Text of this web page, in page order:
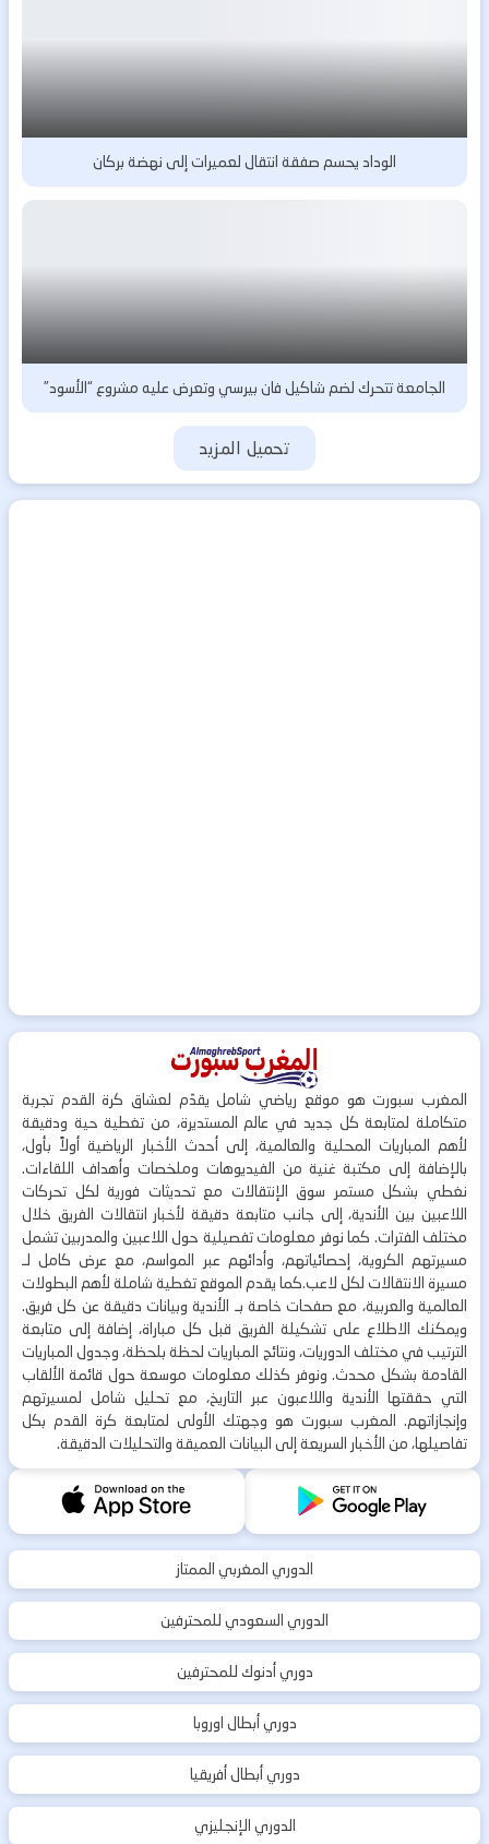
الوداد يحسم صفقة انتقال لعميرات إلى نهضة بركان
الجامعة تتحرك لضم شاكيل فان بيرسي وتعرض عليه مشروع “الأسود”
تحميل المزيد
المغرب سبورت هو موقع رياضي شامل يقدّم لعشاق كرة القدم تجربة
متكاملة لمتابعة كل جديد في عالم المستديرة، من تغطية حية ودقيقة
لأهم المباريات المحلية والعالمية، إلى أحدث الأخبار الرياضية أولاً بأول،
بالإضافة إلى مكتبة غنية من الفيديوهات وملخصات وأهداف اللقاءات.
نغطي بشكل مستمر سوق الإنتقالات مع تحديثات فورية لكل تحركات
اللاعبين بين الأندية، إلى جانب متابعة دقيقة لأخبار انتقالات الفريق خلال
مختلف الفترات. كما نوفر معلومات تفصيلية حول اللاعبين والمدربين تشمل
مسيرتهم الكروية، إحصائياتهم، وأدائهم عبر المواسم، مع عرض كامل لـ
مسيرة الانتقالات لكل لاعب.كما يقدم الموقع تغطية شاملة لأهم البطولات
العالمية والعربية، مع صفحات خاصة بـ الأندية وبيانات دقيقة عن كل فريق.
ويمكنك الاطلاع على تشكيلة الفريق قبل كل مباراة، إضافة إلى متابعة
الترتيب في مختلف الدوريات، ونتائج المباريات لحظة بلحظة، وجدول المباريات
القادمة بشكل محدث. ونوفر كذلك معلومات موسعة حول قائمة الألقاب
التي حققتها الأندية واللاعبون عبر التاريخ، مع تحليل شامل لمسيرتهم
وإنجازاتهم. المغرب سبورت هو وجهتك الأولى لمتابعة كرة القدم بكل
تفاصيلها، من الأخبار السريعة إلى البيانات العميقة والتحليلات الدقيقة.
الدوري المغربي الممتاز
الدوري السعودي للمحترفين
دوري أدنوك للمحترفين
دوري أبطال اوروبا
دوري أبطال أفريقيا
الدوري الإنجليزي